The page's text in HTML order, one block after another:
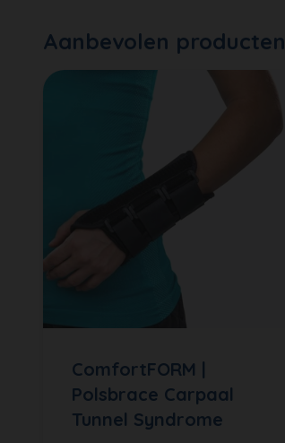
Aanbevolen producten
ComfortFORM |
Polsbrace Carpaal
Tunnel Syndrome